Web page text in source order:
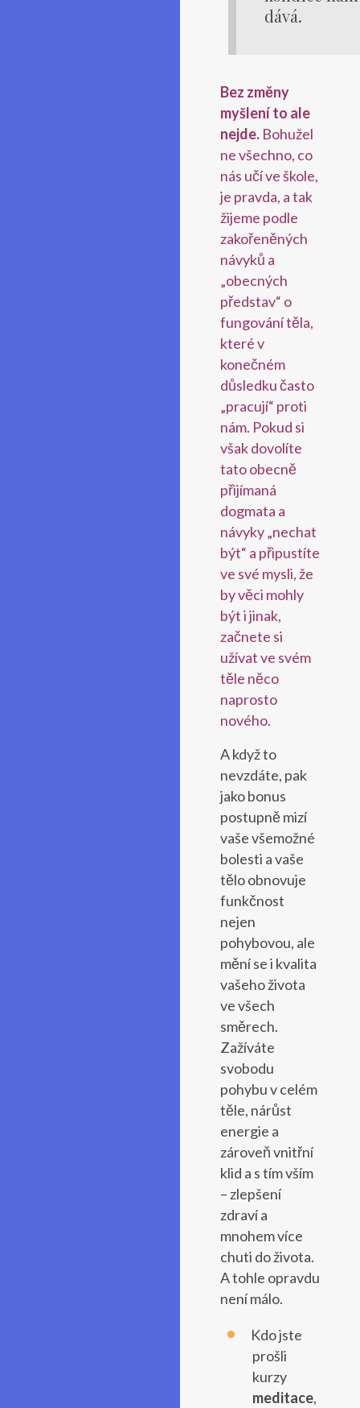
dává.
Bez změny
myšlení to ale
nejde. Bohužel
ne všechno, co
nás učí ve škole,
je pravda, a tak
žijeme podle
zakořeněných
návyků a
„obecných
představ“ o
fungování těla,
které v
konečném
důsledku často
„pracují“ proti
nám. Pokud si
však dovolíte
tato obecně
přijímaná
dogmata a
návyky „nechat
být“ a připustíte
ve své mysli, že
by věci mohly
být i jinak,
začnete si
užívat ve svém
těle něco
naprosto
nového.
A když to
nevzdáte, pak
jako bonus
postupně mizí
vaše všemožné
bolesti a vaše
tělo obnovuje
funkčnost
nejen
pohybovou, ale
mění se i kvalita
vašeho života
ve všech
směrech.
Zažíváte
svobodu
pohybu v celém
těle, nárůst
energie a
zároveň vnitřní
klid a s tím vším
– zlepšení
zdraví a
mnohem více
chuti do života.
A tohle opravdu
není málo.
Kdo jste
prošli
kurzy
meditace,